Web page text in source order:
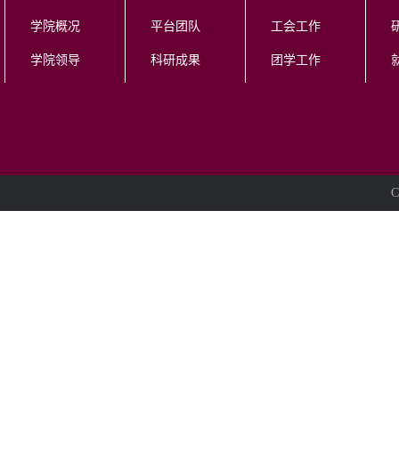
学院概况
学院领导
平台团队
科研成果
工会工作
团学工作